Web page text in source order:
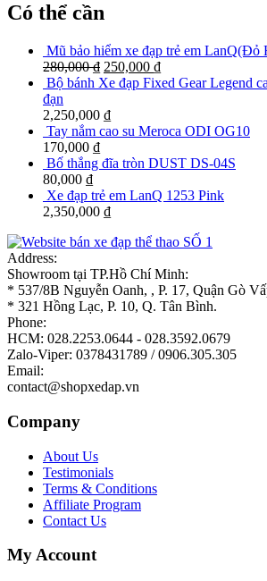
Có thể cần
Mũ bảo hiểm xe đạp trẻ em LanQ(Đỏ
280,000₫ 250,000 ₫
Bộ bánh Xe đạp Fixed Gear Legend
đạn
2,250,000 ₫
Tay nắm cao su Meroca ODI OG10
170,000 ₫
Bố thắng đĩa tròn DUST DS-04S
80,000 ₫
Xe đạp trẻ em LanQ 1253 Pink
2,350,000 ₫
Address:
Showroom tại TP.Hồ Chí Minh:
* 537/8B Nguyễn Oanh, , P. 17, Quận Gò
* 321 Hồng Lạc, P. 10, Q. Tân Bình.
Phone:
HCM: 028.2253.0644 - 028.3592.0679
Zalo-Viper: 0378431789 / 0906.305.305
Email:
contact@shopxedap.vn
Company
About Us
Testimonials
Terms & Conditions
Affiliate Program
Contact Us
My Account